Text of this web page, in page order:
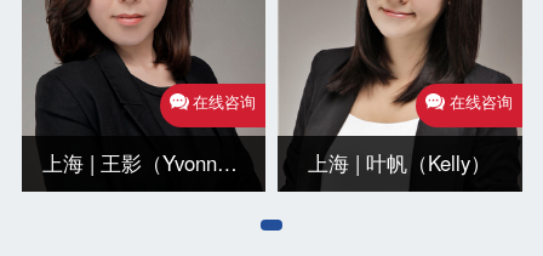
上海 | 王影（Yvonne）
在线咨询
上海 | 叶帆（Kelly）
在线咨询